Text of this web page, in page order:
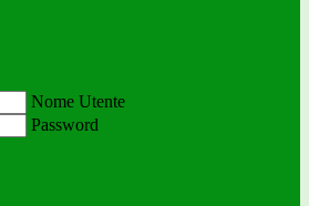
Nome Utente
Password